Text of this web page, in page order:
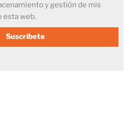
y gestión de mis
esta web.
Suscríbete